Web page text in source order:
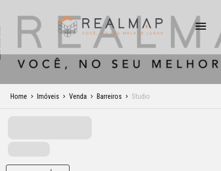
Home Imóveis Venda Barreiros Studio